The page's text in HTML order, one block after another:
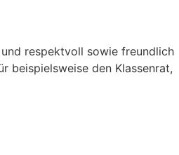
respektvoll sowie freundlich
beispielsweise den Klassenrat,